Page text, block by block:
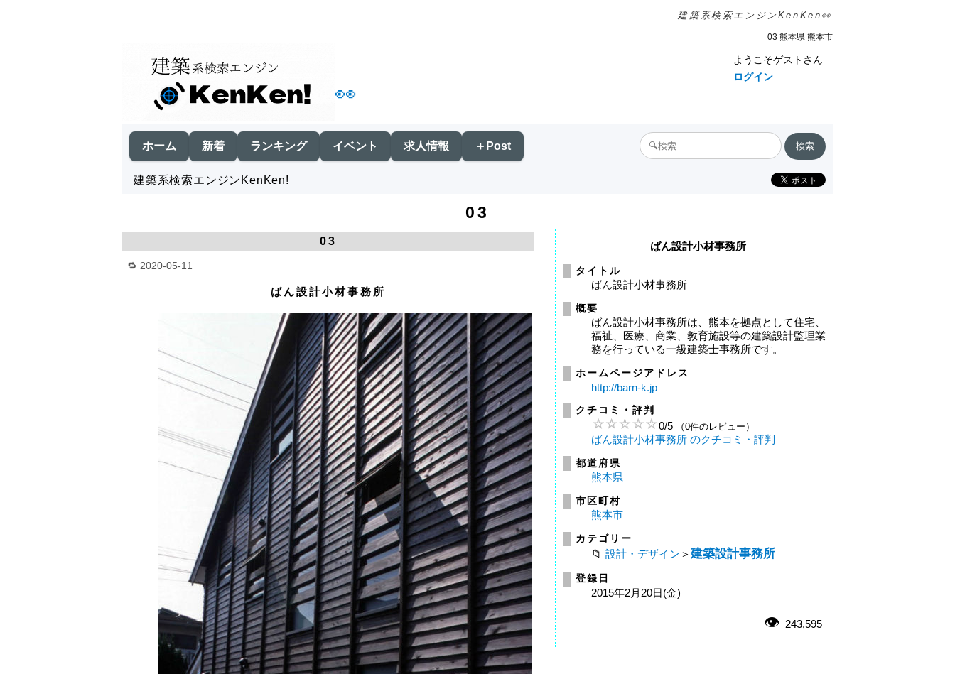
建築系検索エンジンKenKen👀
03 熊本県 熊本市
👀
ようこそゲストさん
ログイン
ホーム 新着 ランキング イベント 求人情報 ＋Post
建築系検索エンジンKenKen!
03
03
2020-05-11
ばん設計小材事務所
ばん設計小材事務所
タイトル
ばん設計小材事務所
概要
ばん設計小材事務所は、熊本を拠点として住宅、
福祉、医療、商業、教育施設等の建築設計監理業
務を行っている一級建築士事務所です。
ホームページアドレス
http://barn-k.jp
クチコミ・評判
0/5 （0件のレビュー）
ばん設計小材事務所 のクチコミ・評判
都道府県
熊本県
市区町村
熊本市
カテゴリー
設計・デザイン ＞ 建築設計事務所
登録日
2015年2月20日(金)
243,595